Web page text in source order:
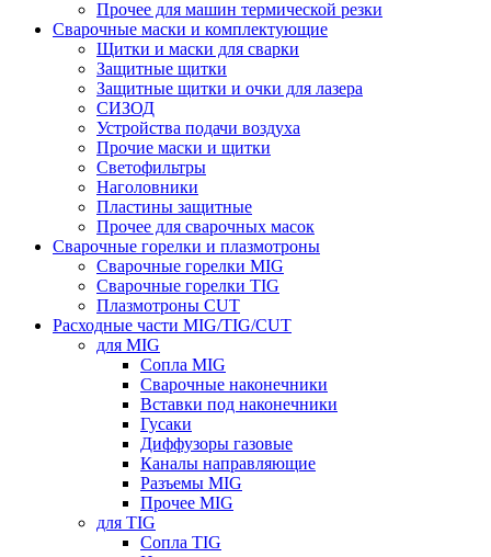
Прочее для машин термической резки
Сварочные маски и комплектующие
Щитки и маски для сварки
Защитные щитки
Защитные щитки и очки для лазера
СИЗОД
Устройства подачи воздуха
Прочие маски и щитки
Светофильтры
Наголовники
Пластины защитные
Прочее для сварочных масок
Сварочные горелки и плазмотроны
Сварочные горелки MIG
Сварочные горелки TIG
Плазмотроны CUT
Расходные части MIG/TIG/CUT
для MIG
Сопла MIG
Сварочные наконечники
Вставки под наконечники
Гусаки
Диффузоры газовые
Каналы направляющие
Разъемы MIG
Прочее MIG
для TIG
Сопла TIG